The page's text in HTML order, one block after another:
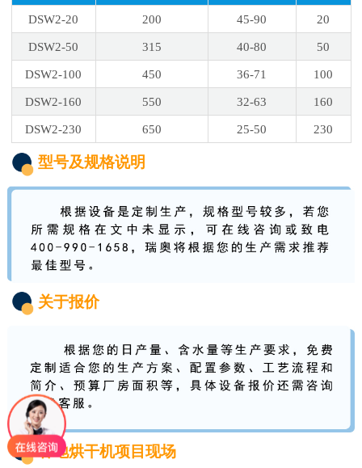
DSW2-20
200 45-90
20
DSW2-50
315 40-80
50
DSW2-100
450 36-71
100
DSW2-160
550 32-63
160
DSW2-230
650 25-50 230
型号及规格说明
关于报价
各地烘干机项目现场